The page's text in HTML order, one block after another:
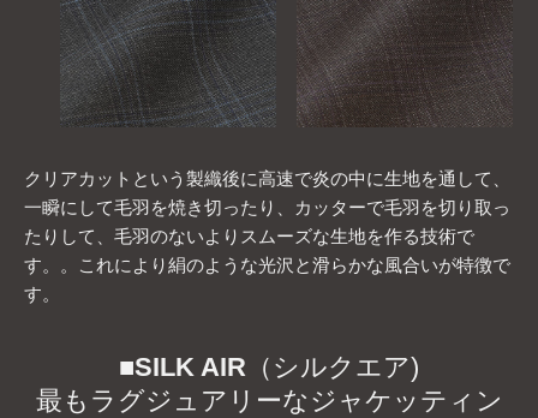
クリアカットという製織後に高速で炎の中に生地を通して、
一瞬にして毛羽を焼き切ったり、カッターで毛羽を切り取っ
たりして、毛羽のないよりスムーズな生地を作る技術で
す。。これにより絹のような光沢と滑らかな風合いが特徴で
す。
■SILK AIR （シルクエア)
最もラグジュアリーなジャケッティン